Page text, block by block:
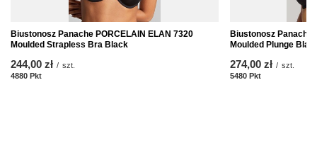
Biustonosz Panache PORCELAIN ELAN 7320
Moulded Strapless Bra Black
244,00 zł / szt.
4880 Pkt
Biustonosz Panache
Moulded Plunge
274,00 zł / szt.
5480 Pkt